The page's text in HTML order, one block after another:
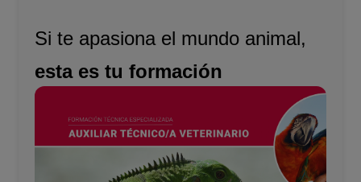
Si te apasiona el mundo animal,
esta es tu formación